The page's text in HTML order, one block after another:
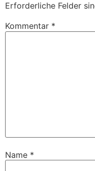
Erforderliche Felder
Kommentar *
Name *